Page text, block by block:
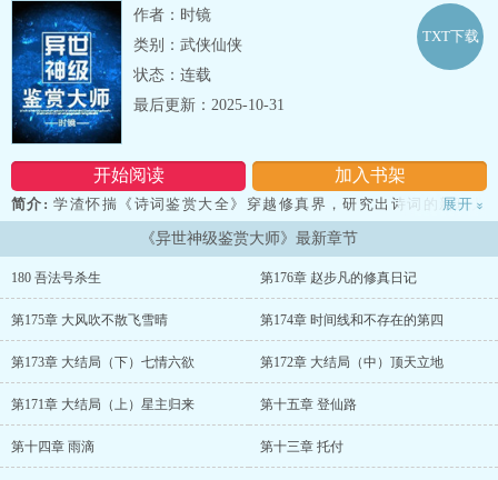
作者：时镜
类别：武侠仙侠
状态：连载
开始阅读 加入书架
TXT下载
最后更新：2025-10-31
简介: 学渣怀揣《诗词鉴赏大全》穿越修真界，研究出诗词的新玩儿
法！
夏天来了，安个空调吧！
“床前明月光，疑是地上霜。”
遇到抠门土老财？看俺的！
“五花马，千金裘，呼儿将出换美酒！”
大土豪抱着自家熊孩子买来的二锅头哭出一脸血。
作恶多端被高手通缉追杀，怎么办？
“出师未捷身先死，长使英雄泪满襟”
《号外！大陆第一高手横死怡红院！》
【群众：点赞，男主
以诗词意境制造幻境，以诗词文眼为刀剑术法！
展开 »
《异世神级鉴赏大师》最新章节
180 吾法号杀生 第176章 赵步凡的修真日记
第175章 大风吹不散飞雪晴 第174章 时间线和不存在的第四
第173章 大结局（下）七情六欲 第172章 大结局（中）顶天立地
第171章 大结局（上）星主归来 第十五章 登仙路
第十四章 雨滴 第十三章 托付